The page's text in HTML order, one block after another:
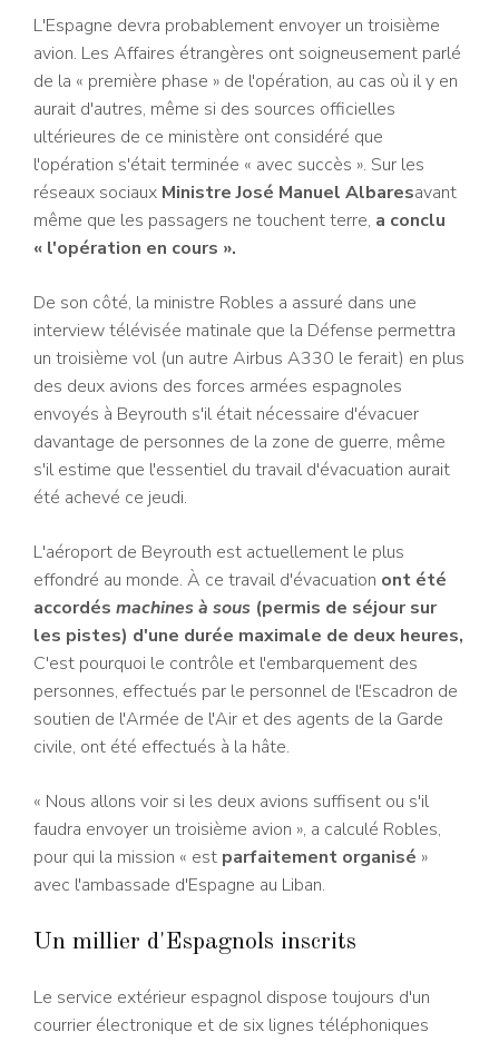
L'Espagne devra probablement envoyer un troisième
avion. Les Affaires étrangères ont soigneusement parlé
de la « première phase » de l'opération, au cas où il y en
aurait d'autres, même si des sources officielles
ultérieures de ce ministère ont considéré que
l'opération s'était terminée « avec succès ». Sur les
réseaux sociaux Ministre José Manuel Albaresavant
même que les passagers ne touchent terre, a conclu
« l'opération en cours ».
De son côté, la ministre Robles a assuré dans une
interview télévisée matinale que la Défense permettra
un troisième vol (un autre Airbus A330 le ferait) en plus
des deux avions des forces armées espagnoles
envoyés à Beyrouth s'il était nécessaire d'évacuer
davantage de personnes de la zone de guerre, même
s'il estime que l'essentiel du travail d'évacuation aurait
été achevé ce jeudi.
L'aéroport de Beyrouth est actuellement le plus
effondré au monde. À ce travail d'évacuation ont été
accordés machines à sous (permis de séjour sur
les pistes) d'une durée maximale de deux heures,
C'est pourquoi le contrôle et l'embarquement des
personnes, effectués par le personnel de l'Escadron de
soutien de l'Armée de l'Air et des agents de la Garde
civile, ont été effectués à la hâte.
« Nous allons voir si les deux avions suffisent ou s'il
faudra envoyer un troisième avion », a calculé Robles,
pour qui la mission « est parfaitement organisé »
avec l'ambassade d'Espagne au Liban.
Un millier d'Espagnols inscrits
Le service extérieur espagnol dispose toujours d'un
courrier électronique et de six lignes téléphoniques